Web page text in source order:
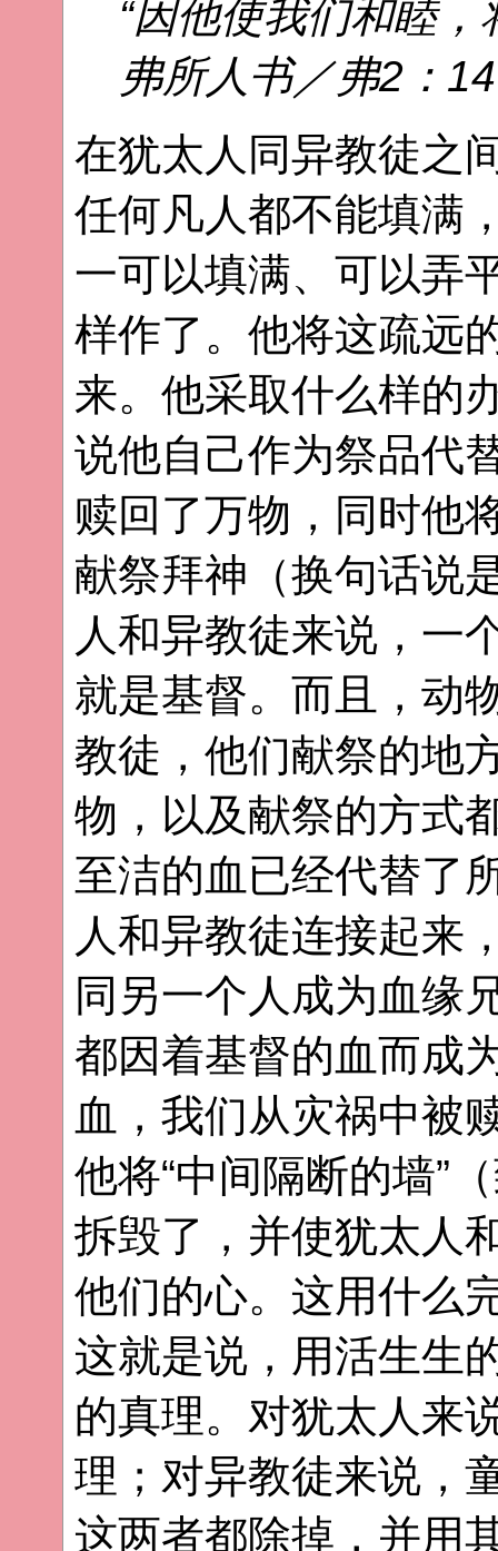
“因他使我们和睦
弗所人书／弗2：
在犹太人同异教徒之
任何凡人都不能填满
一可以填满、可以弄
样作了。他将这疏远
来。他采取什么样的
说他自己作为祭品代
赎回了万物，同时他
献祭拜神（换句话说
人和异教徒来说，一
就是基督。而且，动
教徒，他们献祭的地
物，以及献祭的方式
至洁的血已经代替了
人和异教徒连接起来
同另一个人成为血缘
都因着基督的血而成
血，我们从灾祸中被
他将“中间隔断的墙”
拆毁了，并使犹太人
他们的心。这用什么
这就是说，用活生生
的真理。对犹太人来
理；对异教徒来说，
这两者都除掉，并用